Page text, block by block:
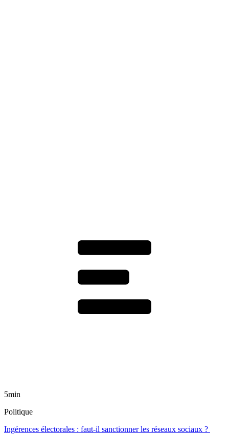
5min
Politique
Ingérences électorales : faut-il sanctionner les réseaux sociaux ?